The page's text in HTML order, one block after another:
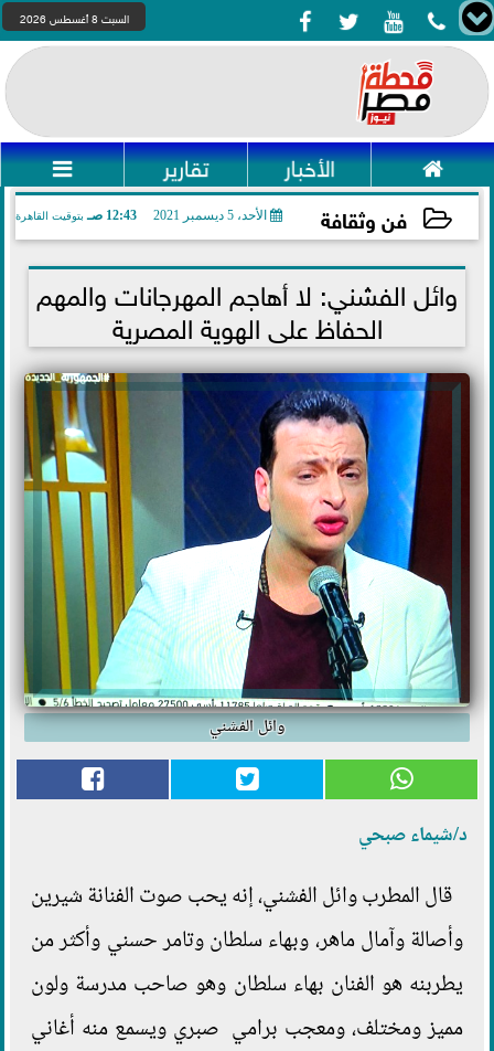
    السبت 8 أغسطس 2026
 الأخبار تقارير 
فن وثقافة الأحد، 5 ديسمبر 2021 12:43 صـ بتوقيت القاهرة
2021-12-05 00:43:09
وائل الفشني: لا أهاجم المهرجانات والمهم
الحفاظ على الهوية المصرية
وائل الفشني
د/شيماء صبحي
قال المطرب وائل الفشني، إنه يحب صوت الفنانة شيرين
وأصالة وآمال ماهر، وبهاء سلطان وتامر حسني وأكثر من
يطربنه هو الفنان بهاء سلطان وهو صاحب مدرسة ولون
مميز ومختلف، ومعجب برامي صبري ويسمع منه أغاني